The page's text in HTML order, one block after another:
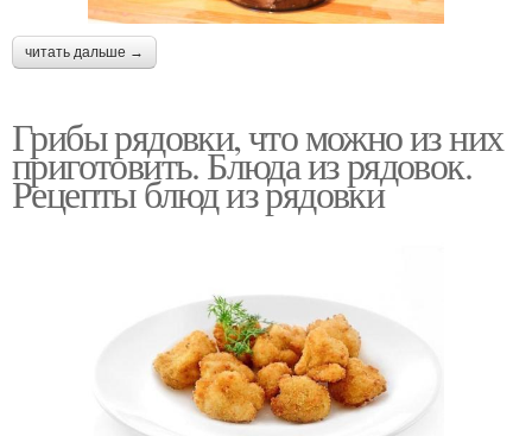
читать дальше →
Грибы рядовки, что можно из них
приготовить. Блюда из рядовок.
Рецепты блюд из рядовки